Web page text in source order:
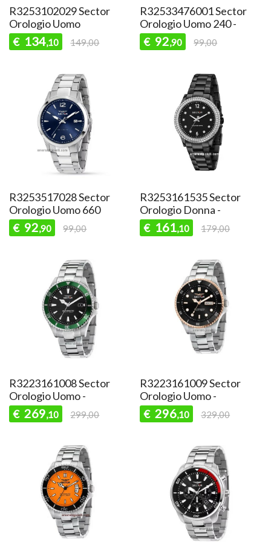
R3253102029 Sector
Orologio Uomo
€ 134,10 149,00
R32533476001 Sector
Orologio Uomo 240 -
€ 92,90 99,00
R3253517028 Sector
Orologio Uomo 660
€ 92,90 99,00
R3253161535 Sector
Orologio Donna -
€ 161,10 179,00
R3223161008 Sector
Orologio Uomo -
€ 269,10 299,00
R3223161009 Sector
Orologio Uomo -
€ 296,10 329,00